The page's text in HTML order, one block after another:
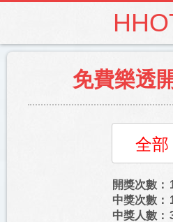
免費樂透
開獎次數：
中獎次數：
中獎人數：